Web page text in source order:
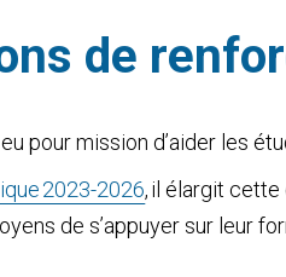
de
pour mission d’aider les
2023-2026, il élargit cette
de s’appuyer sur leur